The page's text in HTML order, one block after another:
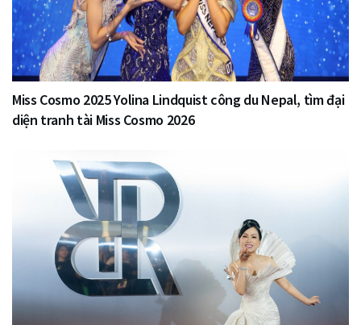
Miss Cosmo 2025 Yolina Lindquist công du Nepal, tìm đại
diện tranh tài Miss Cosmo 2026